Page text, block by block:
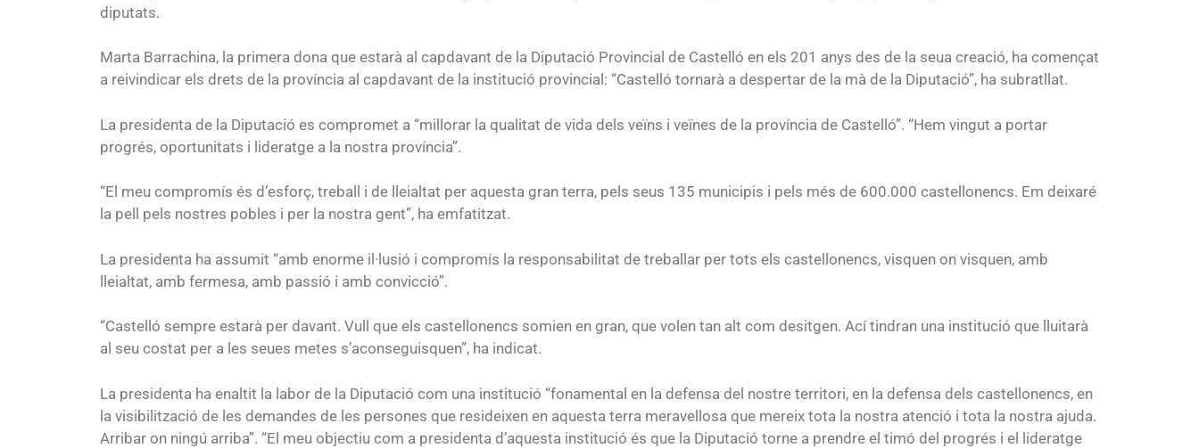
disminuir
el
diputats.
Marta Barrachina, la primera dona que estarà al capdavant de la Diputació Provincial de Castelló en els 201 anys des de la seua creació, ha començat
a reivindicar els drets de la província al capdavant de la institució provincial: “Castelló tornarà a despertar de la mà de la Diputació”, ha subratllat.
La presidenta de la Diputació es compromet a “millorar la qualitat de vida dels veïns i veïnes de la província de Castelló”. “Hem vingut a portar
progrés, oportunitats i lideratge a la nostra província”.
“El meu compromís és d’esforç, treball i de lleialtat per aquesta gran terra, pels seus 135 municipis i pels més de 600.000 castellonencs. Em deixaré
la pell pels nostres pobles i per la nostra gent”, ha emfatitzat.
La presidenta ha assumit “amb enorme il·lusió i compromís la responsabilitat de treballar per tots els castellonencs, visquen on visquen, amb
lleialtat, amb fermesa, amb passió i amb convicció”.
“Castelló sempre estarà per davant. Vull que els castellonencs somien en gran, que volen tan alt com desitgen. Ací tindran una institució que lluitarà
al seu costat per a les seues metes s’aconseguisquen”, ha indicat.
La presidenta ha enaltit la labor de la Diputació com una institució “fonamental en la defensa del nostre territori, en la defensa dels castellonencs, en
la visibilització de les demandes de les persones que resideixen en aquesta terra meravellosa que mereix tota la nostra atenció i tota la nostra ajuda.
Arribar on ningú arriba”. “El meu objectiu com a presidenta d’aquesta institució és que la Diputació torne a prendre el timó del progrés i el lideratge